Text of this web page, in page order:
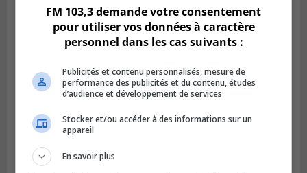
Publié le 5 août 2026 à 09h30
Lysa Bélaicha assure les services aux
citoyens du district Michel‑Chartrand
FM 103,3 demande votre consentement
pour utiliser vos données à caractère
personnel dans les cas suivants :
Publicités et contenu personnalisés, mesure de
performance des publicités et du contenu, études
d’audience et développement de services
Stocker et/ou accéder à des informations sur un
appareil
En savoir plus